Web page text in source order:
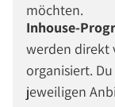
möchten.
Inhouse-
werden direkt
organisiert.
jeweiligen